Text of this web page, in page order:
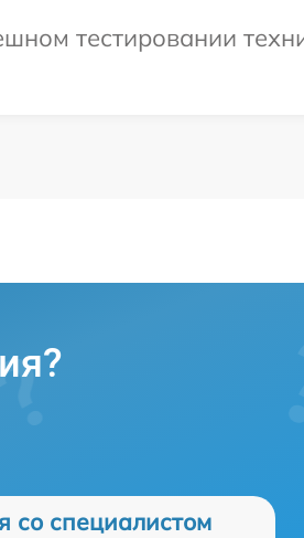
тестировании
со специалистом